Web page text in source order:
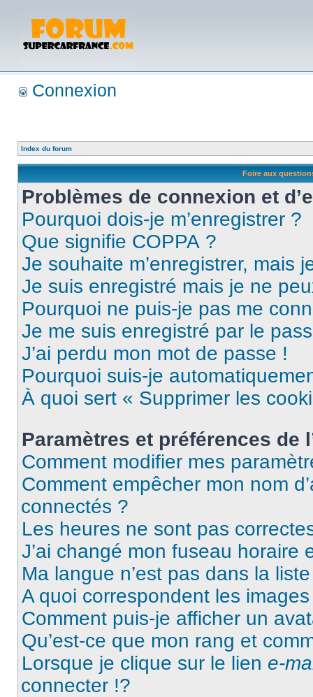
Connexion
Index du forum
Foire aux
Problèmes de connexion et
Pourquoi dois-je m’enregistrer ?
Que signifie COPPA ?
Je souhaite m’enregistrer, mais
Je suis enregistré mais je ne
Pourquoi ne puis-je pas me
Je me suis enregistré par le
J’ai perdu mon mot de passe !
Pourquoi suis-je
À quoi sert « Supprimer les
Paramètres et préférences de
Comment modifier mes
Comment empêcher mon nom
connectés ?
Les heures ne sont pas
J’ai changé mon fuseau horaire
Ma langue n’est pas dans la
A quoi correspondent les
Comment puis-je afficher un
Qu’est-ce que mon rang et
Lorsque je clique sur le lien e-
connecter !?